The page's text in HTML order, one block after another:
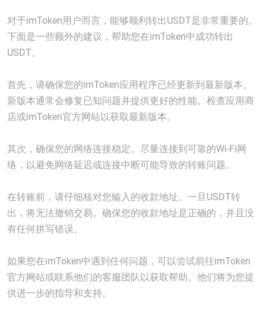
对于imToken用户而言，能够顺利转出USDT是非常重要的。
下面是一些额外的建议，帮助您在imToken中成功转出
USDT。
首先，请确保您的imToken应用程序已经更新到最新版本。
新版本通常会修复已知问题并提供更好的性能。检查应用商
店或imToken官方网站以获取最新版本。
其次，确保您的网络连接稳定。尽量连接到可靠的Wi-Fi网
络，以避免网络延迟或连接中断可能导致的转账问题。
在转账前，请仔细核对您输入的收款地址。一旦USDT转
出，将无法撤销交易。确保您的收款地址是正确的，并且没
有任何拼写错误。
如果您在imToken中遇到任何问题，可以尝试前往imToken
官方网站或联系他们的客服团队以获取帮助。他们将为您提
供进一步的指导和支持。